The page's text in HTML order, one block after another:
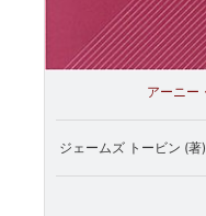
アーニー
ジェームズ トービン (